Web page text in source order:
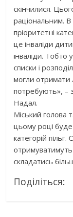
скінчилися.
раціональним.
пріоритетні
це інваліди
інваліди. Тобто
списки і
могли отримати
потребують», –
Надал.
Міський голова
цьому році
категорій пільг.
складатись
Поділіться: